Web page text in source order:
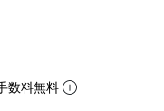
数料無料